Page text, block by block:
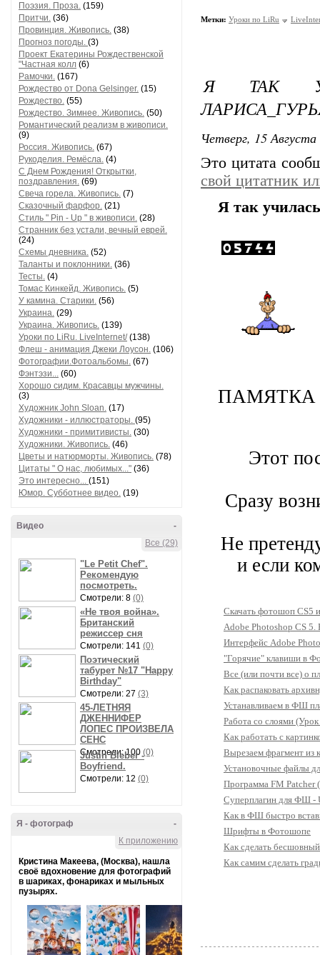
Поэзия. Проза. (159)
Притчи. (36)
Провинция. Живопись. (38)
Прогноз погоды. (3)
Проект Екатерины Рождественской
"Частная колл (6)
Рамочки. (167)
Рождество от Dona Gelsinger. (15)
Рождество. (55)
Рождество. Зимнее. Живопись. (50)
Романтический реализм в живописи.
(9)
Россия. Живопись. (67)
Рукоделия. Ремёсла. (4)
С Днем Рождения! Открытки,
поздравления. (69)
Свеча горела. Живопись. (7)
Сказочный фарфор. (21)
Стиль " Pin - Up " в живописи. (28)
Странник без устали, вечный еврей.
(24)
Схемы дневника. (52)
Таланты и поклонники. (36)
Тесты. (4)
Томас Кинкейд. Живопись. (5)
У камина. Старики. (56)
Украина. (29)
Украина. Живопись. (139)
Уроки по LiRu. LiveInternet/(138)
Флеш - анимация Джеки Лоусон. (106)
Фотографии.Фотоальбомы. (67)
Фэнтэзи... (60)
Хорошо сидим. Красавцы мужчины.
(3)
Художник John Sloan. (17)
Художники - иллюстраторы. (95)
Художники - примитивисты. (30)
Художники. Живопись. (46)
Цветы и натюрморты. Живопись. (78)
Цитаты " О нас, любимых..." (36)
Это интересно... (151)
Юмор. Субботнее видео. (19)
-
Видео
Все (29)
"Le Petit Chef".
Рекомендую
посмотреть.
Смотрели: 8 (0)
«Не твоя война».
Британский
режиссер сня
Смотрели: 141 (0)
Поэтический
табурет №17 "Happy
Birthday"
Смотрели: 27 (3)
45-ЛЕТНЯЯ
ДЖЕННИФЕР
ЛОПЕС ПРОИЗВЕЛА
СЕНС
Смотрели: 100 (0)
Justin Bieber -
Boyfriend.
Смотрели: 12 (0)
-
Я - фотограф
К приложению
Кристина Макеева, (Москва), нашла
своё вдохновение для фотографий
в шариках, фонариках и мыльных
пузырях.
Метки: Уроки по LiRu
Я ТАК
Четверг, 15
Это цитата
свой цитатник
Я так
Этот
Сразу
Не
и если
Скачать фотошоп CS5
Adobe Photoshop CS
Интерфейс Adobe
"Горячие" клавиши в
Все (или почти все) о
Как распаковать
Устанавливаем в ФШ
Работа со слоями
Как работать с
Вырезаем фрагмент из
Установочные файлы
Программа FM Patcher
Суперплагин для ФШ -
Как в ФШ быстро
Шрифты в Фотошопе
Как сделать
Как самим сделать